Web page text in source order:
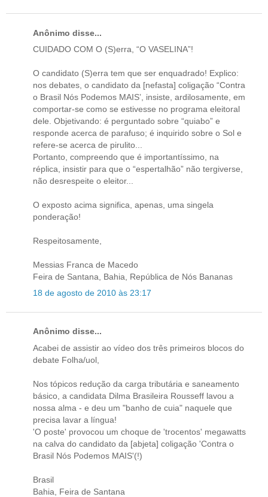
Anônimo disse...
CUIDADO COM O (S)erra, “O VASELINA”!
O candidato (S)erra tem que ser enquadrado! Explico:
nos debates, o candidato da [nefasta] coligação “Contra
o Brasil Nós Podemos MAIS’, insiste, ardilosamente, em
comportar-se como se estivesse no programa eleitoral
dele. Objetivando: é perguntado sobre “quiabo” e
responde acerca de parafuso; é inquirido sobre o Sol e
refere-se acerca de pirulito...
Portanto, compreendo que é importantíssimo, na
réplica, insistir para que o “espertalhão” não tergiverse,
não desrespeite o eleitor...
O exposto acima significa, apenas, uma singela
ponderação!
Respeitosamente,
Messias Franca de Macedo
Feira de Santana, Bahia, República de Nós Bananas
18 de agosto de 2010 às 23:17
Anônimo disse...
Acabei de assistir ao vídeo dos três primeiros blocos do
debate Folha/uol,
Nos tópicos redução da carga tributária e saneamento
básico, a candidata Dilma Brasileira Rousseff lavou a
nossa alma - e deu um "banho de cuia" naquele que
precisa lavar a língua!
'O poste' provocou um choque de 'trocentos' megawatts
na calva do candidato da [abjeta] coligação 'Contra o
Brasil Nós Podemos MAIS'(!)
Brasil
Bahia, Feira de Santana